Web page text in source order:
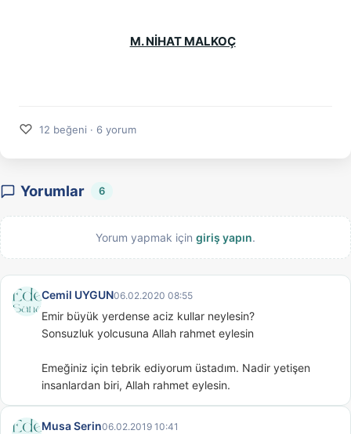
M. NİHAT MALKOÇ
♡ 12 beğeni · 6 yorum
Yorumlar 6
Yorum yapmak için giriş yapın.
Cemil UYGUN06.02.2020 08:55
Emir büyük yerdense aciz kullar neylesin?
Sonsuzluk yolcusuna Allah rahmet eylesin
Emeğiniz için tebrik ediyorum üstadım. Nadir yetişen
insanlardan biri, Allah rahmet eylesin.
Musa Serin06.02.2019 10:41